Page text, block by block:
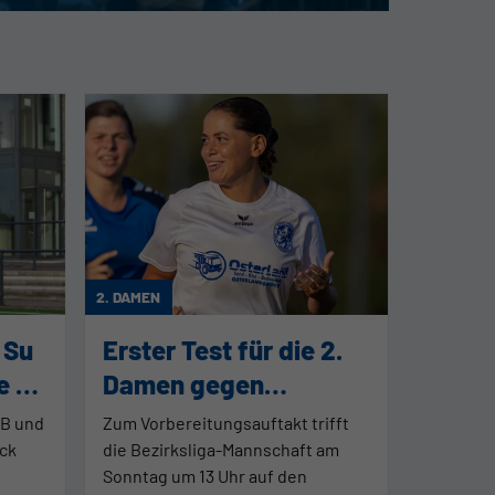
2.
und
2. DAMEN
Erster Test für die 2.
Damen gegen
Rhenania Bottrop II
Zum Vorbereitungsauftakt trifft
die Bezirksliga-Mannschaft am
Sonntag um 13 Uhr auf den